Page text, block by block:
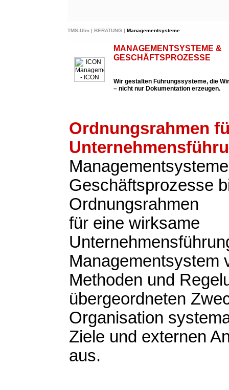
TMS-Ulm | BERATUNG | Managementsysteme
MANAGEMENTSYSTEME &
GESCHÄFTSPROZESSE
Wir gestalten Führungssysteme, die
– nicht nur Dokumentation erzeugen.
Ordnungsrahmen
Geschäftsprozesse
Ordnungsrahmen
für eine wirksame
Managementsystem
Methoden und
übergeordneten
Organisation
Ziele und externen
aus.